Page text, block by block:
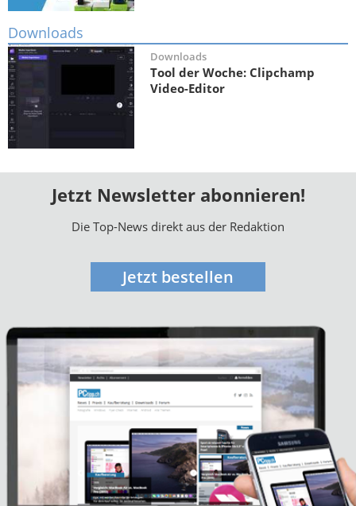
Downloads
Downloads
Tool der Woche: Clipchamp
Video-Editor
Jetzt Newsletter abonnieren!
Die Top-News direkt aus der Redaktion
Jetzt bestellen